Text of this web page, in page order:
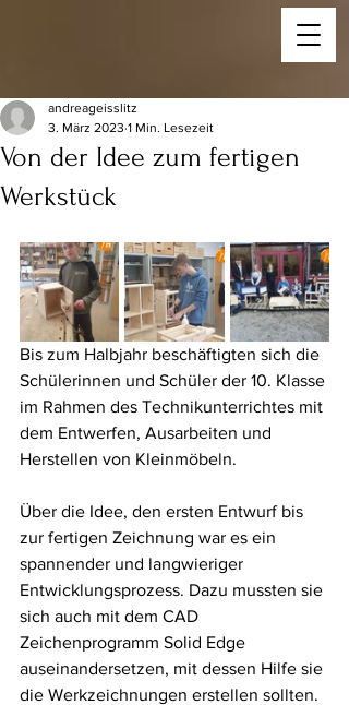
Von der Idee zum fertigen
Werkstück
andreageisslitz
3. März 2023 1 Min. Lesezeit
Bis zum Halbjahr beschäftigten sich die
Schülerinnen und Schüler der 10. Klasse
im Rahmen des Technikunterrichtes mit
dem Entwerfen, Ausarbeiten und
Herstellen von Kleinmöbeln.
Über die Idee, den ersten Entwurf bis
zur fertigen Zeichnung war es ein
spannender und langwieriger
Entwicklungsprozess. Dazu mussten sie
sich auch mit dem CAD
Zeichenprogramm Solid Edge
auseinandersetzen, mit dessen Hilfe sie
die Werkzeichnungen erstellen sollten.